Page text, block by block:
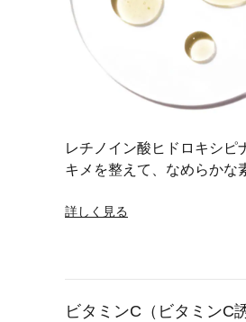
レチノイン酸ヒドロキシピ
キメを整えて、なめらかな
詳しく見る
ビタミンC（ビタミンC